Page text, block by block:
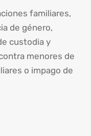
familiares,
de género,
custodia y
menores de
o impago de